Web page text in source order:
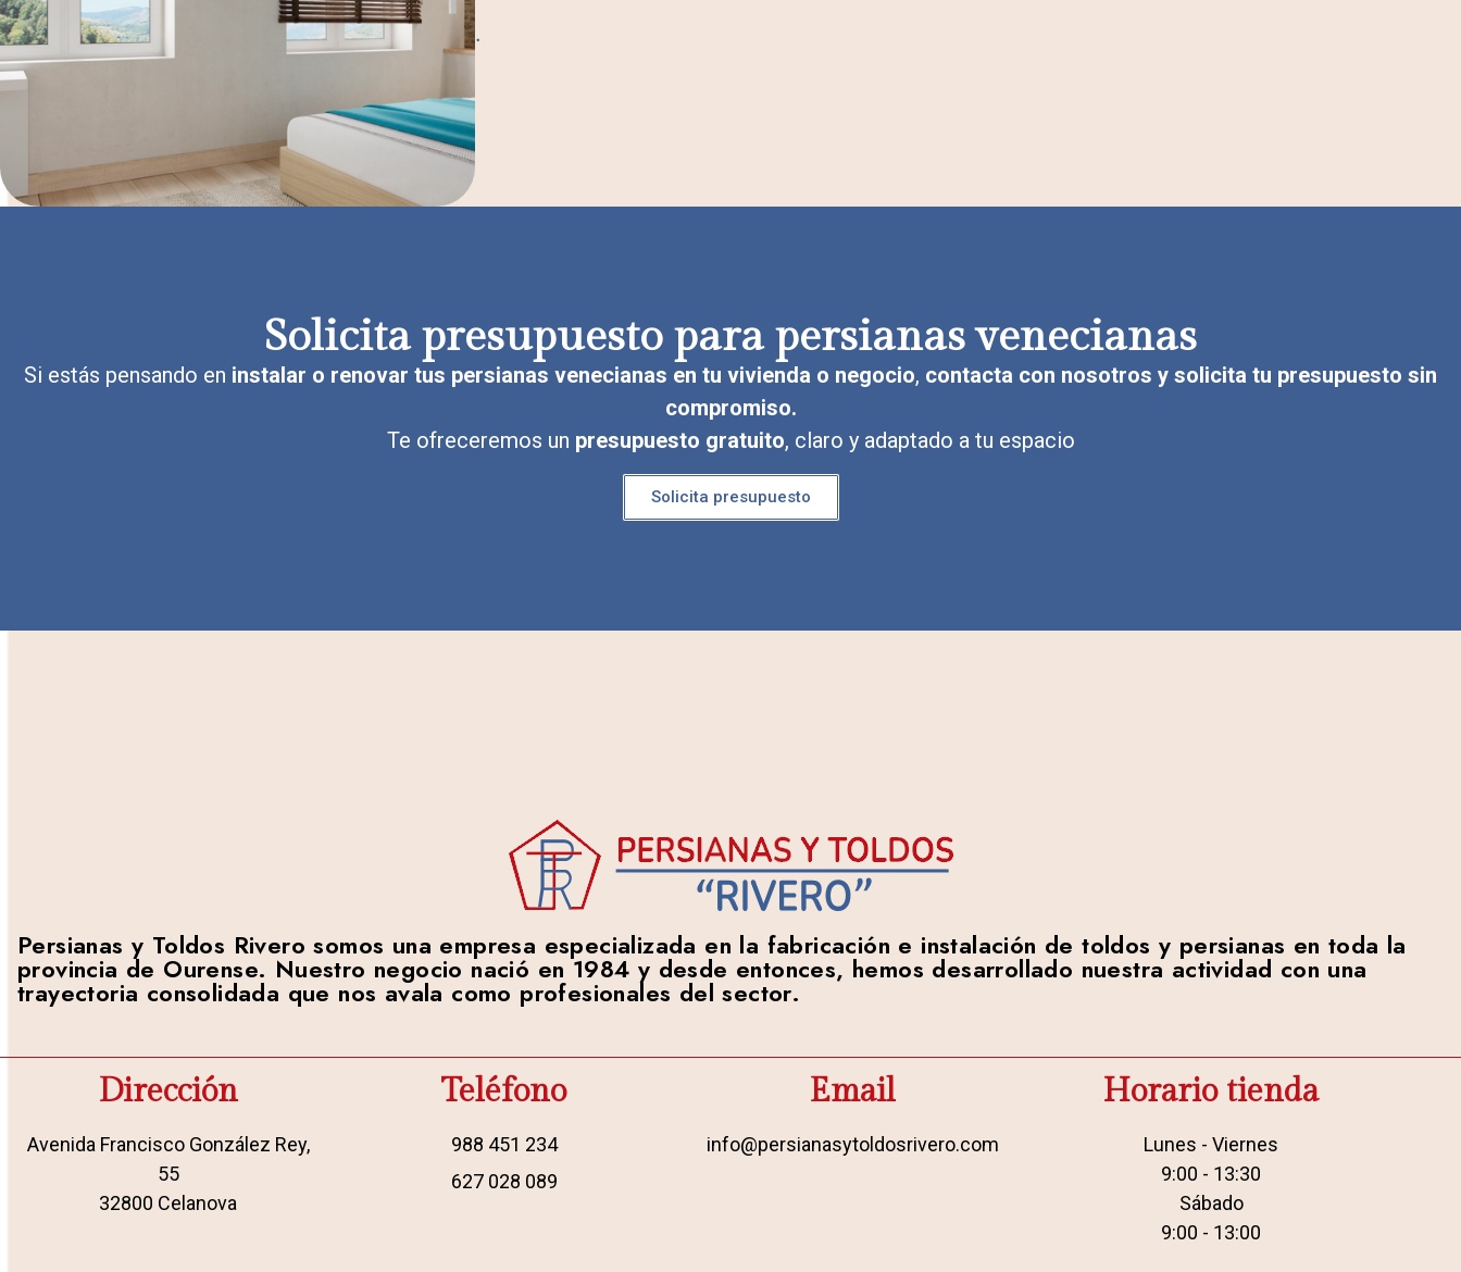
.
Solicita presupuesto para persianas venecianas
Si estás pensando en instalar o renovar tus persianas venecianas en tu vivienda o negocio, contacta con nosotros y solicita tu presupuesto sin
compromiso.
Te ofreceremos un presupuesto gratuito, claro y adaptado a tu espacio
Solicita presupuesto
Persianas y Toldos Rivero somos una empresa especializada en la fabricación e instalación de toldos y persianas en toda la
provincia de Ourense. Nuestro negocio nació en 1984 y desde entonces, hemos desarrollado nuestra actividad con una
trayectoria consolidada que nos avala como profesionales del sector.
Dirección
Avenida Francisco González Rey,
55
32800 Celanova
Teléfono
988 451 234
627 028 089
Email
info@persianasytoldosrivero.com
Horario tienda
Lunes - Viernes
9:00 - 13:30
Sábado
9:00 - 13:00